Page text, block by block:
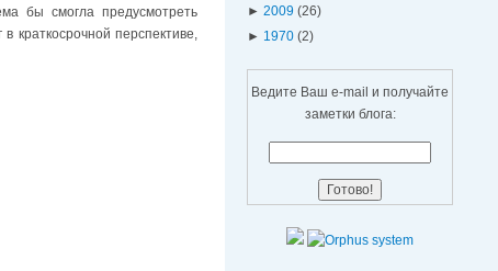
бы смогла предусмотреть
краткосрочной перспективе,
► 2009 (26)
► 1970 (2)
Ведите Ваш e-mail и получайте
заметки блога: